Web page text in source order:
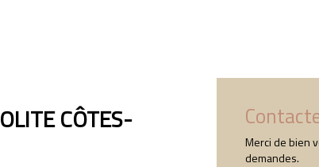
CÔTES-
Merci de bien
demandes.